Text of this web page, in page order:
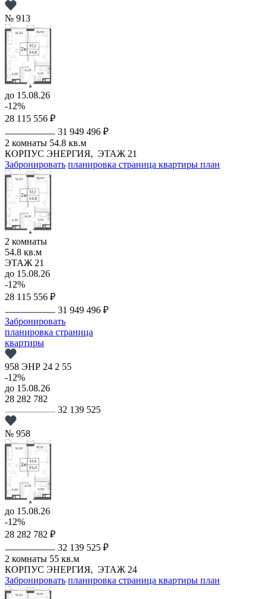
№ 913
до 15.08.26
-12%
28 115 556 ₽
31 949 496 ₽
2 комнаты 54.8 кв.м
КОРПУС ЭНЕРГИЯ, ЭТАЖ 21
Забронировать планировка страница квартиры план
2 комнаты
54.8 кв.м
ЭТАЖ 21
до 15.08.26
-12%
28 115 556 ₽
31 949 496 ₽
Забронировать
планировка страница
квартиры
958 ЭНР 24 2 55
-12%
до 15.08.26
28 282 782
32 139 525
№ 958
до 15.08.26
-12%
28 282 782 ₽
32 139 525 ₽
2 комнаты 55 кв.м
КОРПУС ЭНЕРГИЯ, ЭТАЖ 24
Забронировать планировка страница квартиры план